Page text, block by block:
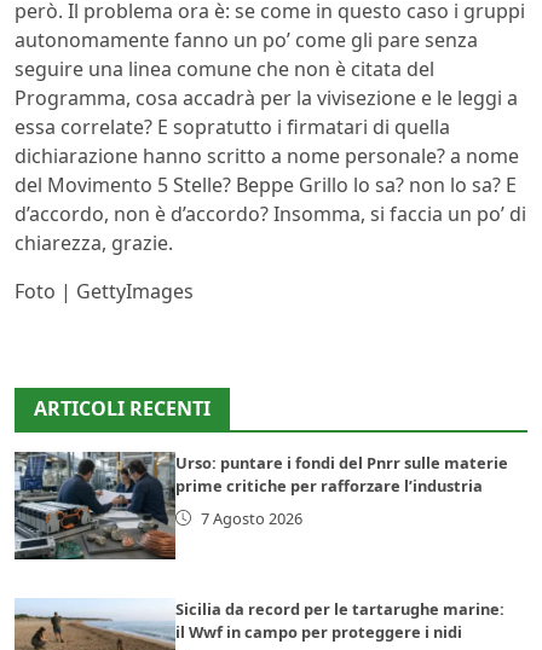
però. Il problema ora è: se come in questo caso i gruppi
autonomamente fanno un po’ come gli pare senza
seguire una linea comune che non è citata del
Programma, cosa accadrà per la vivisezione e le leggi a
essa correlate? E sopratutto i firmatari di quella
dichiarazione hanno scritto a nome personale? a nome
del Movimento 5 Stelle? Beppe Grillo lo sa? non lo sa? E
d’accordo, non è d’accordo? Insomma, si faccia un po’ di
chiarezza, grazie.
Foto | GettyImages
ARTICOLI RECENTI
Urso: puntare i fondi del Pnrr sulle materie
prime critiche per rafforzare l’industria
7 Agosto 2026
Sicilia da record per le tartarughe marine:
il Wwf in campo per proteggere i nidi